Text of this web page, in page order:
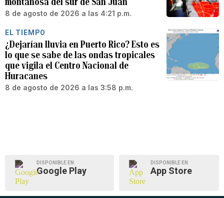
8 de agosto de 2026 a las 4:21 p.m.
EL TIEMPO
¿Dejarían lluvia en Puerto Rico? Esto es
lo que se sabe de las ondas tropicales
que vigila el Centro Nacional de
Huracanes
8 de agosto de 2026 a las 3:58 p.m.
DISPONIBLE EN
Google Play
DISPONIBLE EN
App Store